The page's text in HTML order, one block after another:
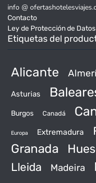
info @
Contacto
Ley de Protección de
Etiquetas del
Alicante
Asturias
Burgos Canadá
Europa Extremadura
Granada
Lleida Madeira